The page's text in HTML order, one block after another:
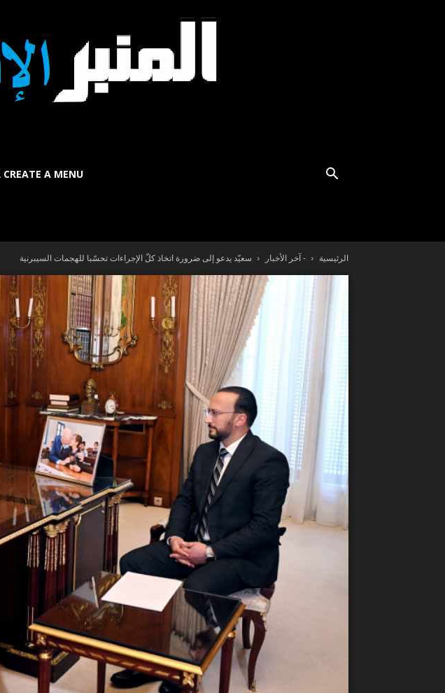
CREATE A MENU
الرئيسية - آخر الأخبار سعيّد يدعو إلى ضرورة اتخاذ كلّ الإجراءات تحسّبا للهجمات السيبرنية